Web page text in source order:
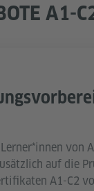
A1-
von
auf die
A1-C2